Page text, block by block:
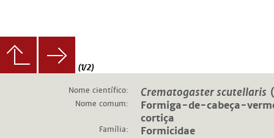
(1/2)
Nome científico: Crematogaster scutellaris
Nome comum:
Formiga-de-cabeça-
cortiça
Família: Formicidae